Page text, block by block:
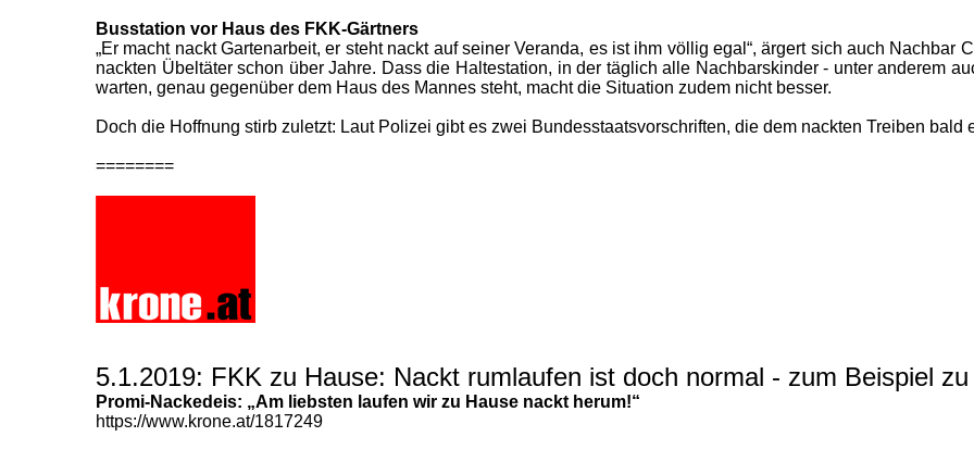
Busstation vor Haus des FKK-Gärtners
„Er macht nackt Gartenarbeit, er steht nackt auf seiner Veranda, es ist ihm völlig egal“, ärgert sich auch Nachbar
nackten Übeltäter schon über Jahre. Dass die Haltestation, in der täglich alle Nachbarskinder - unter anderem
warten, genau gegenüber dem Haus des Mannes steht, macht die Situation zudem nicht besser.
Doch die Hoffnung stirb zuletzt: Laut Polizei gibt es zwei Bundesstaatsvorschriften, die dem nackten Treiben bald
========
5.1.2019: FKK zu Hause: Nackt rumlaufen ist doch normal - zum Beispiel
Promi-Nackedeis: „Am liebsten laufen wir zu Hause nackt herum!“
https://www.krone.at/1817249